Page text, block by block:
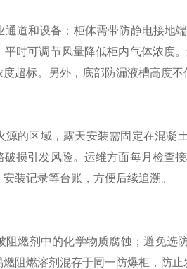
道和设备；柜体需带防静电接地
时可调节风量降低柜内气体浓度
超标。另外，底部防漏液槽高度不
的区域，露天安装需固定在混凝
损引发风险。运维方面每月检查
装记录等台账，方便后续追溯。
燃剂中的化学物质腐蚀；避免
阻燃溶剂混存于同一防爆柜，防